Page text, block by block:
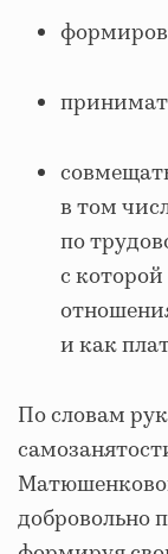
в том
по
с
и как
По словам
добровольно